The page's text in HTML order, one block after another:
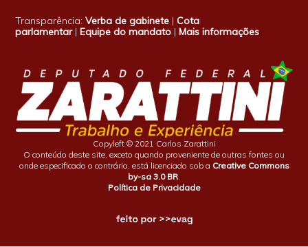
Transparência:Verba de gabinete |Cota
parlamentar|Equipe do mandato |Mais informações
Copyleft © 2021 Carlos Zarattini
O conteúdo deste site, exceto quando proveniente de outras fontes ou
onde especificado o contrário, está licenciado sob a Creative Commons
by-sa 3.0 BR
Política de Privacidade